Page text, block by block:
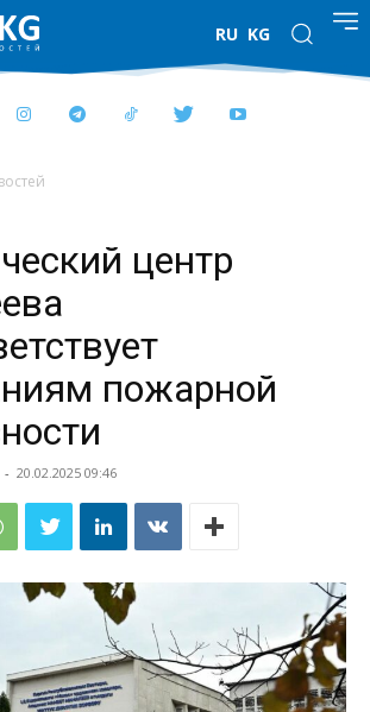
RU KG
центр
пожарной
- 20.02.2025 09:46